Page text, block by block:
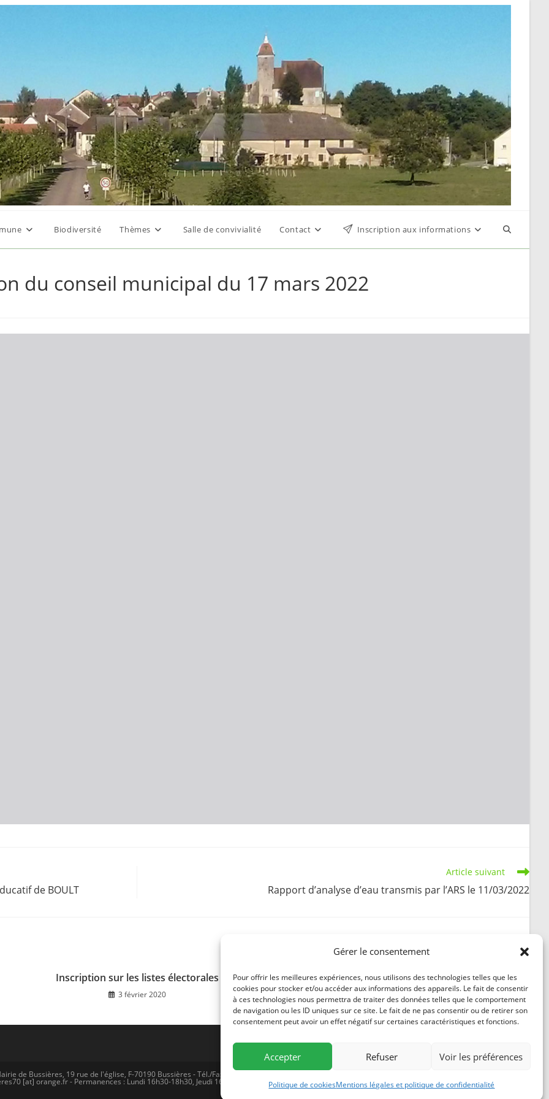
Gérer le consentement
Pour offrir les meilleures expériences, nous utilisons des technologies telles que les
cookies pour stocker et/ou accéder aux informations des appareils. Le fait de consentir
à ces technologies nous permettra de traiter des données telles que le comportement
de navigation ou les ID uniques sur ce site. Le fait de ne pas consentir ou de retirer son
consentement peut avoir un effet négatif sur certaines caractéristiques et fonctions.
Accepter Refuser Voir les préférences
Politique de cookiesMentions légales et politique de confidentialité
Biodiversité Thèmes Salle de convivialité Contact Inscription aux informations Toggle
du conseil municipal du 17 mars 2022
de BOULT
Article suivant
Rapport d’analyse d’eau transmis par l’ARS le 11/03/2022
Inscription sur les listes électorales
3 février 2020
Résultats d’analyse d’eau du 05-10-2021
21 octobre 2021
de Bussières, 19 rue de l'église, F-70190 Bussières - Tél./Fax (0)3 81 57 77 84
[at] orange.fr - Permanences : Lundi 16h30-18h30, Jeudi 16h30-18H30 - Mentions légales